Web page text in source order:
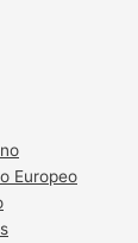
Europeo